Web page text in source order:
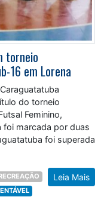
torneio
16 em Lorena
do torneio
Feminino,
foi marcada por duas
foi superada
Leia Mais